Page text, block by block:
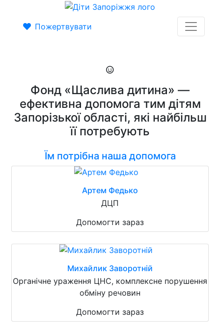
Пожертвувати
Фонд «Щаслива дитина» —
ефективна допомога тим дітям
Запорізької області, які найбільш
її потребують
Їм потрібна наша допомога
Артем Федько
ДЦП
Допомогти зараз
Михайлик Заворотній
Органічне ураження ЦНС, комплексне порушення
обміну речовин
Допомогти зараз